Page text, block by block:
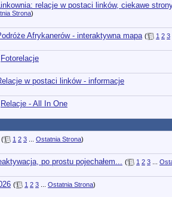
relacje w postaci linków, ciekawe
Strona)
Afrykanerów - interaktywna mapa ( 1 2 3
Fotorelacje
w postaci linków - informacje
Relacje - All In One
( 1 2 3 Ostatnia Strona)
po prostu pojechałem... ( 1 2 3
( 1 2 3 Ostatnia Strona)